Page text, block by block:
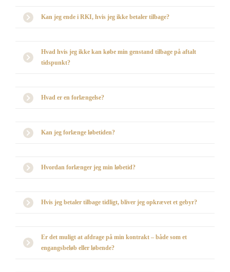
Kan jeg ende i RKI, hvis jeg ikke betaler tilbage?
Hvad hvis jeg ikke kan købe min genstand tilbage på aftalt
tidspunkt?
Hvad er en forlængelse?
Kan jeg forlænge løbetiden?
Hvordan forlænger jeg min løbetid?
Hvis jeg betaler tilbage tidligt, bliver jeg opkrævet et gebyr?
Er det muligt at afdrage på min kontrakt – både som et
engangsbeløb eller løbende?